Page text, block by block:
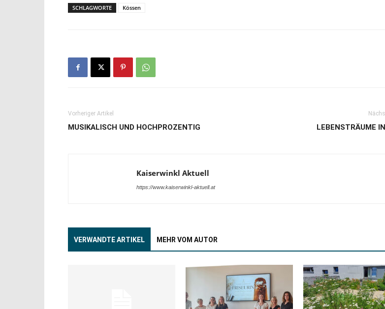
SCHLAGWORTE Kössen
Vorheriger Artikel
MUSIKALISCH UND HOCHPROZENTIG LEBENSTRÄUME
Kaiserwinkl Aktuell
https://www.kaiserwinkl-aktuell.at
VERWANDTE ARTIKEL MEHR VOM AUTOR